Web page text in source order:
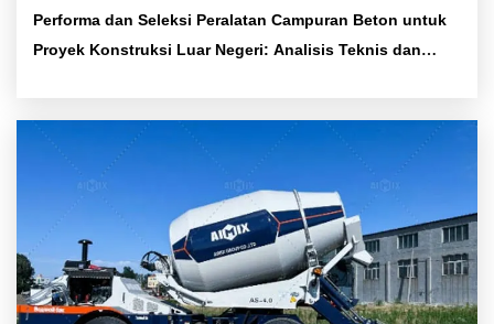
Performa dan Seleksi Peralatan Campuran Beton untuk
Proyek Konstruksi Luar Negeri: Analisis Teknis dan